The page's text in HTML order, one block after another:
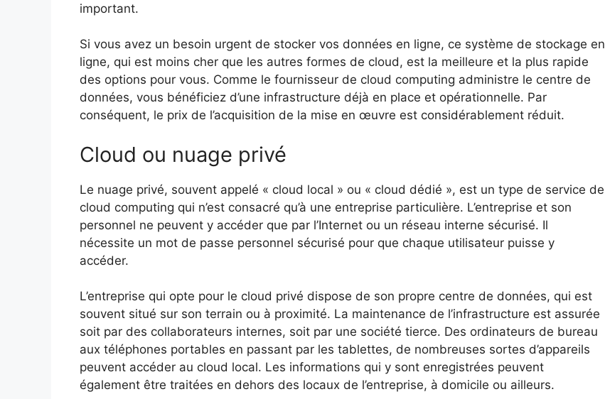
important.
Si vous avez un besoin urgent de stocker vos données en ligne, ce système de stockage en
ligne, qui est moins cher que les autres formes de cloud, est la meilleure et la plus rapide
des options pour vous. Comme le fournisseur de cloud computing administre le centre de
données, vous bénéficiez d’une infrastructure déjà en place et opérationnelle. Par
conséquent, le prix de l’acquisition de la mise en œuvre est considérablement réduit.
Cloud ou nuage privé
Le nuage privé, souvent appelé « cloud local » ou « cloud dédié », est un type de service de
cloud computing qui n’est consacré qu’à une entreprise particulière. L’entreprise et son
personnel ne peuvent y accéder que par l’Internet ou un réseau interne sécurisé. Il
nécessite un mot de passe personnel sécurisé pour que chaque utilisateur puisse y
accéder.
L’entreprise qui opte pour le cloud privé dispose de son propre centre de données, qui est
souvent situé sur son terrain ou à proximité. La maintenance de l’infrastructure est assurée
soit par des collaborateurs internes, soit par une société tierce. Des ordinateurs de bureau
aux téléphones portables en passant par les tablettes, de nombreuses sortes d’appareils
peuvent accéder au cloud local. Les informations qui y sont enregistrées peuvent
également être traitées en dehors des locaux de l’entreprise, à domicile ou ailleurs.